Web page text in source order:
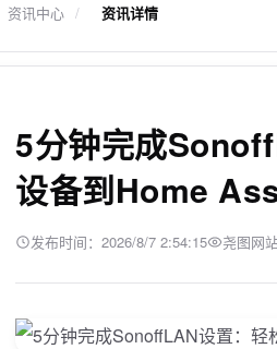
资讯中心 / 资讯详情
5分钟完成
设备到Home
发布时间：2026/8/7 2:54:15 尧图网